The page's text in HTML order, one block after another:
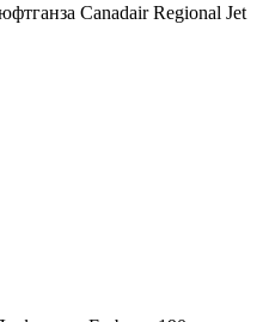
Canadair Regional Jet